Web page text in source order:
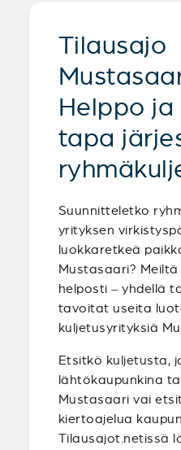
Tilausajo
Helppo ja
tapa
Suunnitteletko
yrityksen
luokkaretkeä
Mustasaari?
helposti – yhdellä
tavoitat useita
kuljetusyrityksiä
Etsitkö kuljetusta,
lähtökaupunkina
Mustasaari vai
kiertoajelua
Tilausajot.netissä